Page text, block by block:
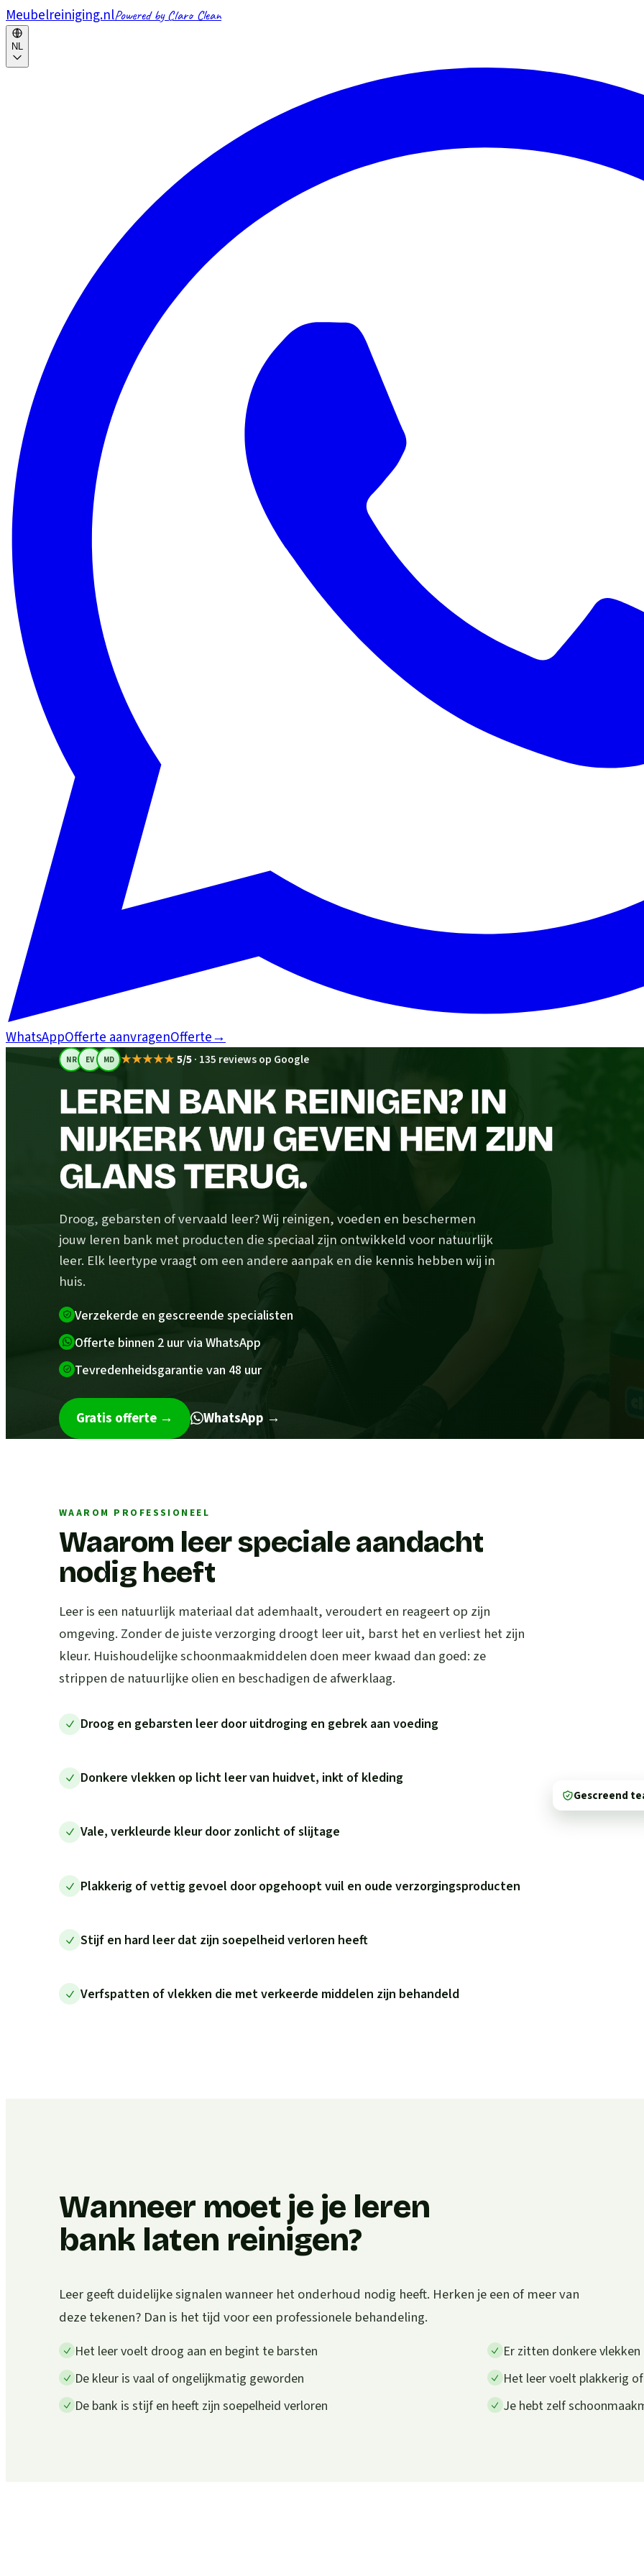
Meubelreiniging.nlPowered by Claro Clean
NL
WhatsAppOfferte aanvragenOfferte→
NR EV MD ★★★★★5/5· 135 reviews op Google
LEREN BANK REINIGEN? IN
NIJKERK WIJ GEVEN HEM ZIJN
GLANS TERUG.
Droog, gebarsten of vervaald leer? Wij reinigen, voeden en beschermen
jouw leren bank met producten die speciaal zijn ontwikkeld voor natuurlijk
leer. Elk leertype vraagt om een andere aanpak en die kennis hebben wij in
huis.
Verzekerde en gescreende specialisten
Offerte binnen 2 uur via WhatsApp
Tevredenheidsgarantie van 48 uur
Gratis offerte → WhatsApp →
WAAROM PROFESSIONEEL
Waarom leer speciale aandacht
nodig heeft
Leer is een natuurlijk materiaal dat ademhaalt, veroudert en reageert op zijn
omgeving. Zonder de juiste verzorging droogt leer uit, barst het en verliest het zijn
kleur. Huishoudelijke schoonmaakmiddelen doen meer kwaad dan goed: ze
strippen de natuurlijke olien en beschadigen de afwerklaag.
Droog en gebarsten leer door uitdroging en gebrek aan voeding
Donkere vlekken op licht leer van huidvet, inkt of kleding
Vale, verkleurde kleur door zonlicht of slijtage
Plakkerig of vettig gevoel door opgehoopt vuil en oude verzorgingsproducten
Stijf en hard leer dat zijn soepelheid verloren heeft
Verfspatten of vlekken die met verkeerde middelen zijn behandeld
Gescreend
Wanneer moet je je leren
bank laten reinigen?
Leer geeft duidelijke signalen wanneer het onderhoud nodig heeft. Herken je een of meer van
deze tekenen? Dan is het tijd voor een professionele behandeling.
Het leer voelt droog aan en begint te barsten
Er zitten donkere
De kleur is vaal of ongelijkmatig geworden
Het leer voelt plakkerig
De bank is stijf en heeft zijn soepelheid verloren
Je hebt zelf